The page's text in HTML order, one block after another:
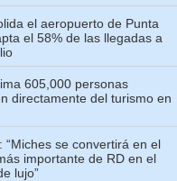
el aeropuerto de Punta
el 58% de las llegadas a
605,000 personas
directamente del turismo en
“Miches se convertirá en el
importante de RD en el
lujo”